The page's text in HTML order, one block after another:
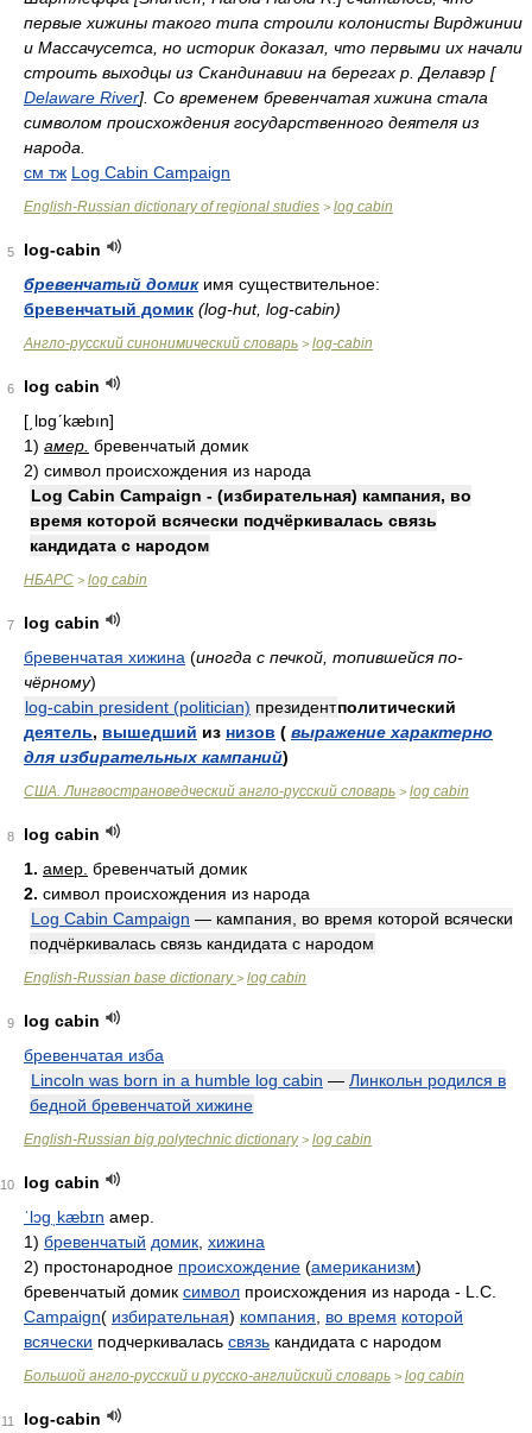
первые хижины такого типа строили колонисты Вирджинии
и Массачусетса, но историк доказал, что первыми их начали
строить выходцы из Скандинавии на берегах р. Делавэр [
Delaware River]. Со временем бревенчатая хижина стала
символом происхождения государственного деятеля из
народа.
см тж Log Cabin Campaign
English-Russian dictionary of regional studies > log cabin
5
log-cabin
бревенчатый домик имя существительное:
бревенчатый домик (log-hut, log-cabin)
Англо-русский синонимический словарь > log-cabin
6
log cabin
[͵lɒgʹkæbın]
1) амер. бревенчатый домик
2) символ происхождения из народа
Log Cabin Campaign - (избирательная) кампания, во
время которой всячески подчёркивалась связь
кандидата с народом
НБАРС > log cabin
7
log cabin
бревенчатая хижина (иногда с печкой, топившейся по-
чёрному)
log-cabin president (politician) президентполитический
деятель, вышедший из низов ( выражение характерно
для избирательных кампаний)
США. Лингвострановедческий англо-русский словарь > log cabin
8
log cabin
1. амер. бревенчатый домик
2. символ происхождения из народа
Log Cabin Campaign — кампания, во время которой всячески
подчёркивалась связь кандидата с народом
English-Russian base dictionary> log cabin
9
log cabin
бревенчатая изба
Lincoln was born in a humble log cabin — Линкольн родился в
бедной бревенчатой хижине
English-Russian big polytechnic dictionary> log cabin
10
log cabin
ˈlɔɡˌkæbɪn амер.
1) бревенчатый домик хижина
2) простонародное происхождение (американизм)
бревенчатый домик символ происхождения из народа - L.C.
Campaign( избирательная) компания во время которой
всячески подчеркивалась связь кандидата с народом
Большой англо-русский и русско-английский словарь > log cabin
11 log-cabin